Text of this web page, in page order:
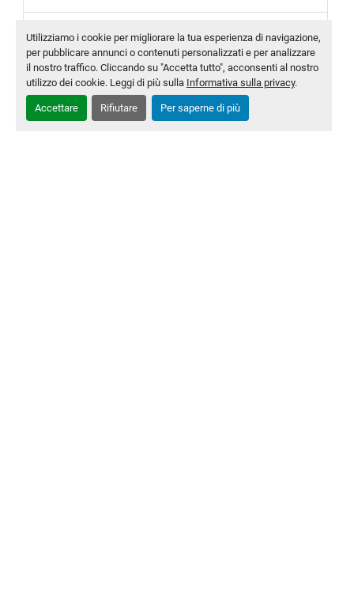
Utilizziamo i cookie per migliorare la tua esperienza di navigazione,
per pubblicare annunci o contenuti personalizzati e per analizzare
il nostro traffico. Cliccando su "Accetta tutto", acconsenti al nostro
utilizzo dei cookie. Leggi di più sulla Informativa sulla privacy.
Accettare Rifiutare Per saperne di più
Modello C 2404
Numero di magazzino MLTC-0010-WH